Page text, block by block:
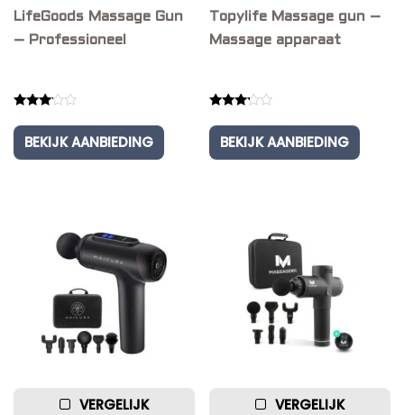
LifeGoods Massage Gun
– Professioneel
3.00
out of
5
BEKIJK AANBIEDING
Topylife Massage gun –
Massage apparaat
3.00
out of
5
BEKIJK AANBIEDING
VERGELIJK VERGELIJK